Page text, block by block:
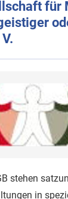
für
stehen
in